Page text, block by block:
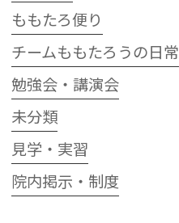
ももたろ便り
チームももたろうの日常
勉強会・講演会
未分類
見学・実習
院内掲示・制度